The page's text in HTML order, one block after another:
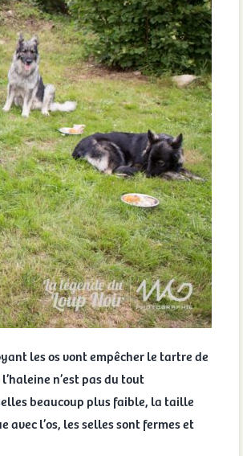
les os vont empêcher le tartre de
n’est pas du tout
beaucoup plus faible, la taille
l’os, les selles sont fermes et